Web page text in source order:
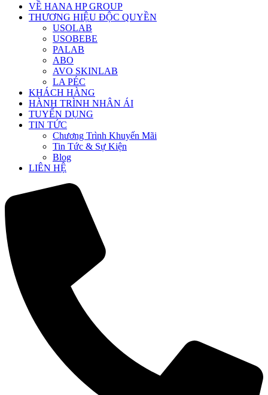
VỀ HANA HP GROUP
THƯƠNG HIỆU ĐỘC QUYỀN
USOLAB
USOBEBE
PALAB
ABO
AVO SKINLAB
LA PÉC
KHÁCH HÀNG
HÀNH TRÌNH NHÂN ÁI
TUYỂN DỤNG
TIN TỨC
Chương Trình Khuyến Mãi
Tin Tức & Sự Kiện
Blog
LIÊN HỆ